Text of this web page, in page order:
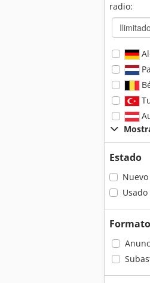
radio:
Ilimitado
Estado
Nuevo
Usado
Airtower